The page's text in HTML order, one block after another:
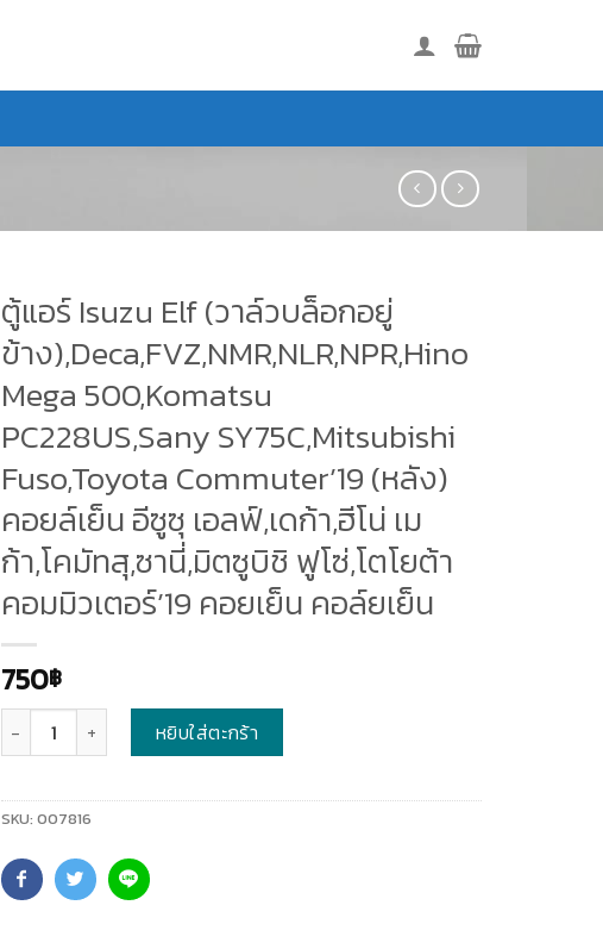
ตู้แอร์ Isuzu Elf (วาล์วบล็อกอยู่
ข้าง),Deca,FVZ,NMR,NLR,NPR,Hino
Mega 500,Komatsu
PC228US,Sany SY75C,Mitsubishi
Fuso,Toyota Commuter’19 (หลัง)
คอยล์เย็น อีซูซุ เอลฟ์,เดก้า,ฮีโน่ เม
ก้า,โคมัทสุ,ซานี่,มิตซูบิชิ ฟูโซ่,โตโยต้า
คอมมิวเตอร์’19 คอยเย็น คอล์ยเย็น
750฿
หยิบใส่ตะกร้า
SKU: 007816